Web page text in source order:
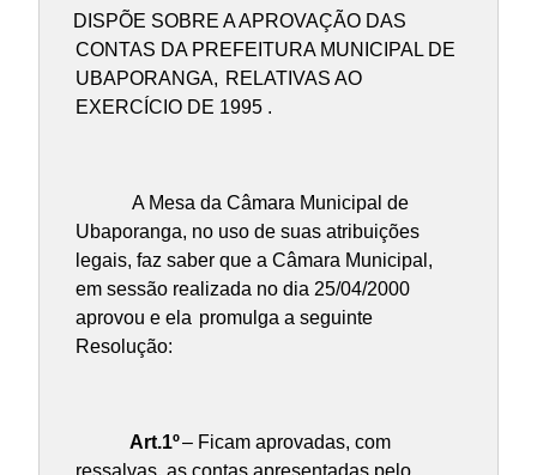
DISPÕE SOBRE A APROVAÇÃO DAS
CONTAS DA PREFEITURA MUNICIPAL DE
UBAPORANGA, RELATIVAS AO
EXERCÍCIO DE 1995 .
A Mesa da Câmara Municipal de
Ubaporanga, no uso de suas atribuições
legais, faz saber que a Câmara Municipal,
em sessão realizada no dia 25/04/2000
aprovou e ela promulga a seguinte
Resolução:
Art.1º– Ficam aprovadas, com